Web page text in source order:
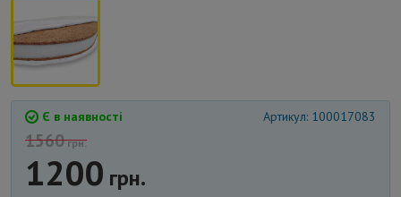
Є в наявності Артикул: 100017083
1560грн.
1200 грн.